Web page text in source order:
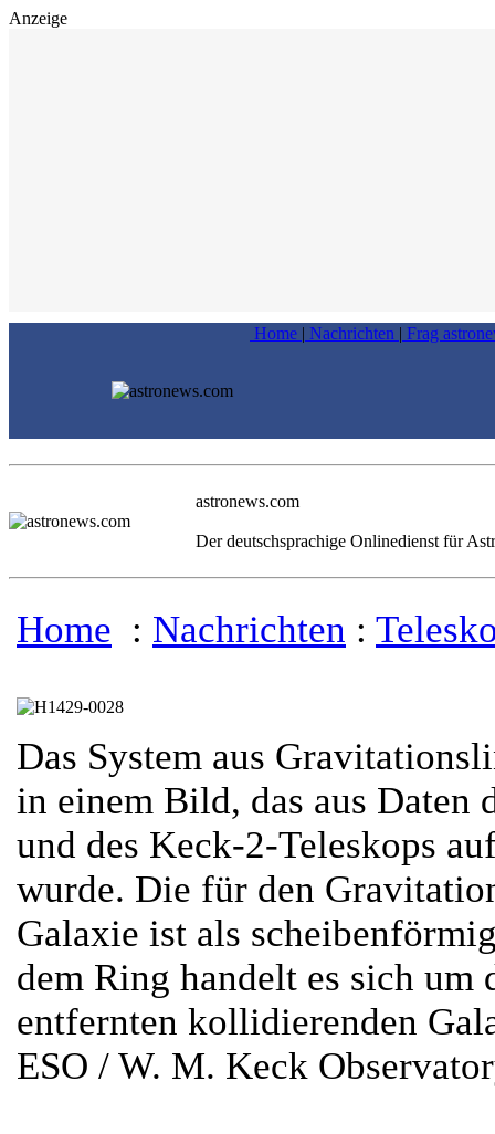
Anzeige
Home | Nachrichten | Frag
astronews.com
Der deutschsprachige Onlinedienst für
Home : Nachrichten :
Das System aus
in einem Bild, das aus Daten
und des Keck-2-Teleskops
wurde. Die für den
Galaxie ist als
dem Ring handelt es sich um
entfernten kollidierenden
ESO / W. M. Keck